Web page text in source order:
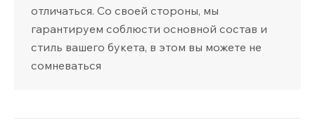
отличаться. Со своей стороны, мы
гарантируем соблюсти основной состав и
стиль вашего букета, в этом вы можете не
сомневаться